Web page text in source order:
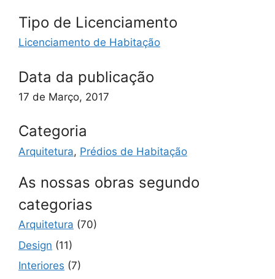
Tipo de Licenciamento
Licenciamento de Habitação
Data da publicação
17 de Março, 2017
Categoria
Arquitetura, Prédios de Habitação
As nossas obras segundo
categorias
Arquitetura (70)
Design (11)
Interiores (7)